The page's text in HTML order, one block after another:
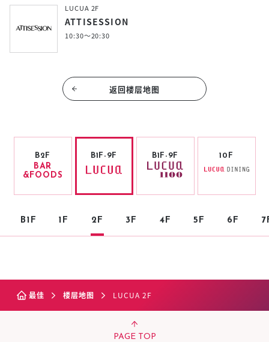
LUCUA 2F
ATTISESSION
10:30～20:30
返回楼层地图
B2F
BAR
&FOODS
B1F-9F
B1F 1F 2F 3F 4F 5F 6F
B1F-9F 10F
最佳 楼层地图 LUCUA 2F
PAGE TOP